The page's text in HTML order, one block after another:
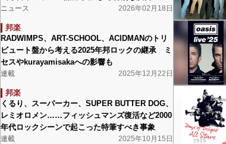
ニュース 2026年02月18日
邦楽
RADWIMPS、ART-SCHOOL、ACIDMANのトリ
ビュート盤から考える2025年邦ロックの継承 ミ
セスやkurayamisakaへの影響も
連載 2025年12月22日
邦楽
くるり、スーパーカー、SUPER BUTTER DOG、
レミオロメン……フィッシュマンズ復活など2000
年代ロックシーンで起こった特筆すべき事象
連載 2025年10月15日